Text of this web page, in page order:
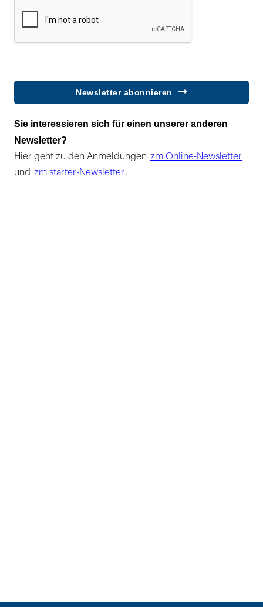
Newsletter abonnieren
Sie interessieren sich für einen unserer anderen
Newsletter?
Hier geht zu den Anmeldungen zm Online-Newsletter
und zm starter-Newsletter .